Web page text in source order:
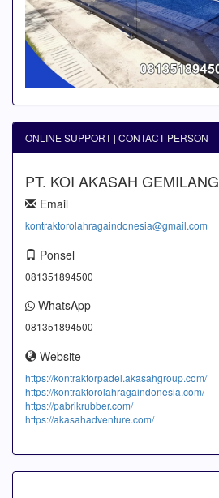
ONLINE SUPPORT | CONTACT PERSON
PT. KOI AKASAH GEMILANG
Email
kontraktorolahragaindonesia@gmail.com
Ponsel
081351894500
WhatsApp
081351894500
Website
https://kontraktorpadel.akasahgroup.com/
https://kontraktorolahragaindonesia.com/
https://pabrikrubber.com/
https://akasahadventure.com/